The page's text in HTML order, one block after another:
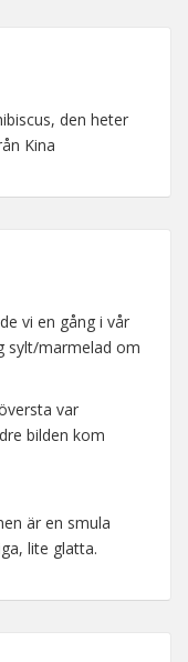
den heter
Kina
vi en gång i vår
sylt/marmelad om
var
bilden kom
är en smula
lite glatta.